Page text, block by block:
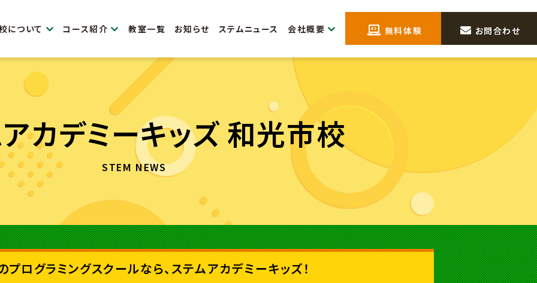
について コース紹介 教室一覧 お知らせ ステムニュース 会社概要 無料体験 お問合わせ
カデミーキッズ 和光市校
プログラミングスクールなら、ステムアカデミーキッズ！